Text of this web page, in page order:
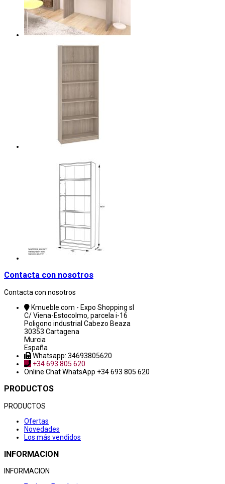
Contacta con nosotros
Contacta con nosotros
Kmueble.com - Expo Shopping sl
C/ Viena-Estocolmo, parcela i-16
Poligono industrial Cabezo Beaza
30353 Cartagena
Murcia
España
Whatsapp: 34693805620
+34 693 805 620
Online ChatWhatsApp +34 693 805 620
PRODUCTOS
PRODUCTOS
Ofertas
Novedades
Los más vendidos
INFORMACION
INFORMACION